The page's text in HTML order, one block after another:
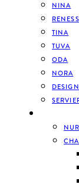
NINA
TINA
TUVA
ODA
NORA
DESIGN